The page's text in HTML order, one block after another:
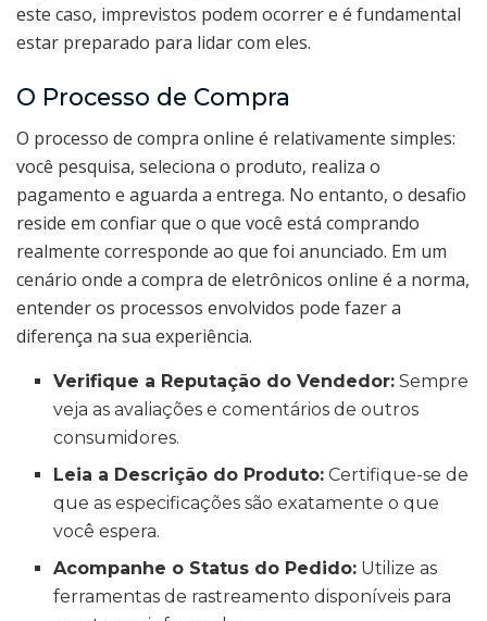
este caso, imprevistos podem ocorrer e é fundamental
estar preparado para lidar com eles.
O Processo de Compra
O processo de compra online é relativamente simples:
você pesquisa, seleciona o produto, realiza o
pagamento e aguarda a entrega. No entanto, o desafio
reside em confiar que o que você está comprando
realmente corresponde ao que foi anunciado. Em um
cenário onde a compra de eletrônicos online é a norma,
entender os processos envolvidos pode fazer a
diferença na sua experiência.
Verifique a Reputação do Vendedor: Sempre
veja as avaliações e comentários de outros
consumidores.
Leia a Descrição do Produto: Certifique-se de
que as especificações são exatamente o que
você espera.
Acompanhe o Status do Pedido: Utilize as
ferramentas de rastreamento disponíveis para